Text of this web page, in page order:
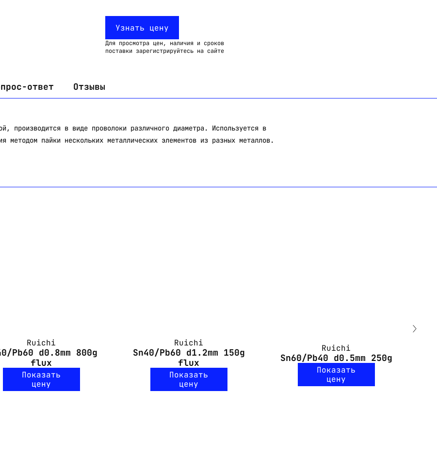
Узнать цену
Для просмотра цен, наличия и сроков
поставки зарегистрируйтесь на сайте
ответ Отзывы
производится в виде проволоки различного диаметра. Используется в
методом пайки нескольких металлических элементов из разных металлов.
Ruichi
Pb60 d0.8mm 800g
flux
Показать
цену
Ruichi
Sn40/Pb60 d1.2mm 150g
flux
Показать
цену
Ruichi
Sn60/Pb40 d0.5mm 250g
Показать
цену